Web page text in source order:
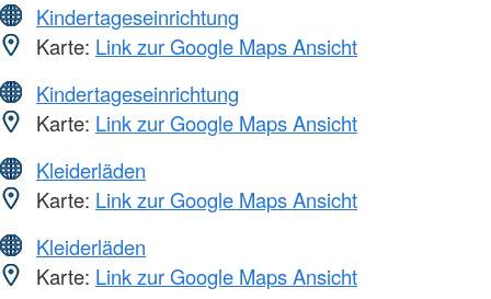
Kindertageseinrichtung
Karte: Link zur Google Maps Ansicht
Kindertageseinrichtung
Karte: Link zur Google Maps Ansicht
Kleiderläden
Karte: Link zur Google Maps Ansicht
Kleiderläden
Karte: Link zur Google Maps Ansicht